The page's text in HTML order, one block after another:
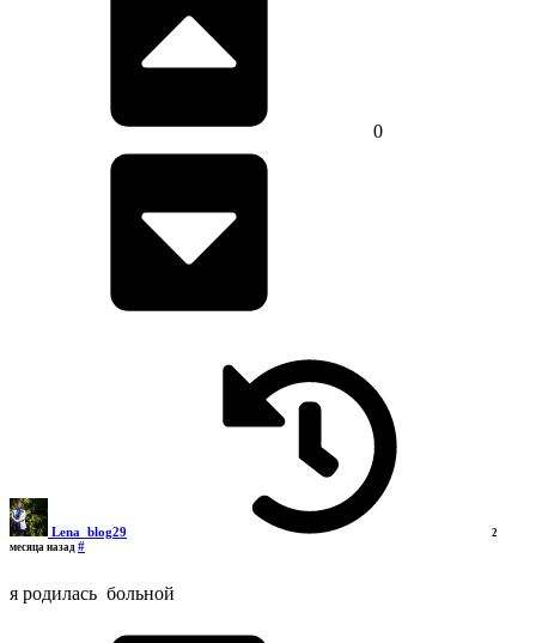
0
Lena_blog29
2
месяца назад #
я родилась больной